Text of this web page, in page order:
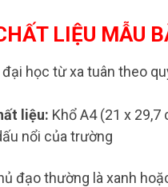
LIỆU MẪU
học từ xa tuân theo
liệu: Khổ A4 (21 x
nổi của trường
đạo thường là xanh